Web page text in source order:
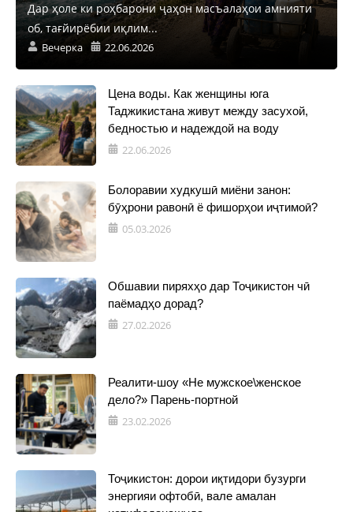
Дар ҳоле ки роҳбарони ҷаҳон масъалаҳои амнияти
об, тағйирёбии иқлим...
Вечерка 22.06.2026
Цена воды. Как женщины юга
Таджикистана живут между засухой,
бедностью и надеждой на воду
22.06.2026
Болоравии худкушӣ миёни занон:
бӯҳрони равонӣ ё фишорҳои иҷтимоӣ?
05.03.2026
Обшавии пиряхҳо дар Тоҷикистон чӣ
паёмадҳо дорад?
27.02.2026
Реалити-шоу «Не мужское\женское
дело?» Парень-портной
23.02.2026
Тоҷикистон: дорои иқтидори бузурги
энергияи офтобӣ, вале амалан